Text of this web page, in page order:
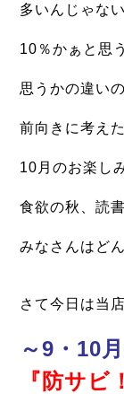
多いんじゃな
10％かぁと思
思うかの違い
前向きに考え
10月のお楽し
食欲の秋、読
みなさんはど
さて今日は当
～9・10
『防サビ